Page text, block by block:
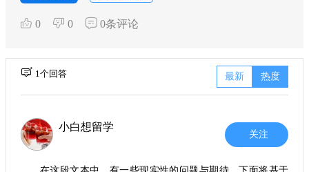
0 0 0条评论
1个回答 最新 热度
小白想留学
关注